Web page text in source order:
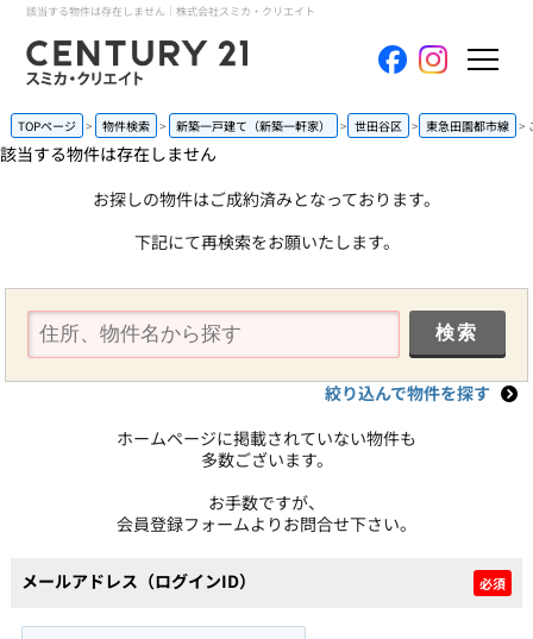
該当する物件は存在しません｜株式会社スミカ・クリエイト
ホーム
当社について
買いたい
売りたい
採用情報
会員メニュー
サイトマップ
TOPページ 物件検索 新築一戸建て（新築一軒家） 世田谷区 東急田園都市線
該当する物件は存在しません
お探しの物件はご成約済みとなっております。
下記にて再検索をお願いたします。
絞り込んで物件を探す
ホームページに掲載されていない物件も
多数ございます。
お手数ですが、
会員登録フォームよりお問合せ下さい。
メールアドレス（ログインID） 必須